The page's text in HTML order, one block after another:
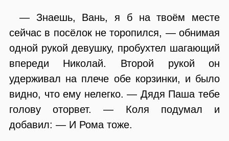
— Знаешь, Вань, я б на твоём месте
сейчас в посёлок не торопился, — обнимая
одной рукой девушку, пробухтел шагающий
впереди Николай. Второй рукой он
удерживал на плече обе корзинки, и было
видно, что ему нелегко. — Дядя Паша тебе
голову оторвет. — Коля подумал и
добавил: — И Рома тоже.